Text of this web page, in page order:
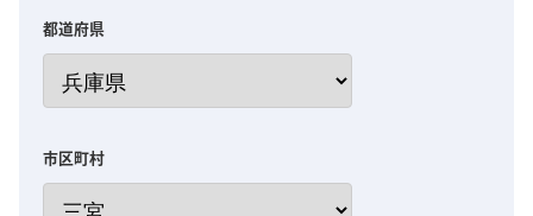
都道府県
市区町村